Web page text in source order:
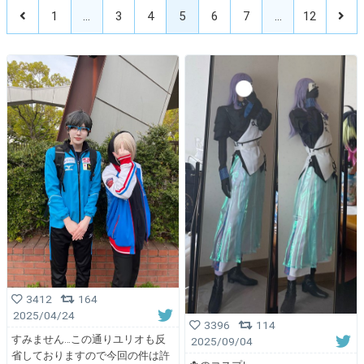
1 … 3 4 5 6 7 … 12
3412
164
2025/04/24
すみません…この通りユリオも反
省しておりますので今回の件は許
3396
114
2025/09/04